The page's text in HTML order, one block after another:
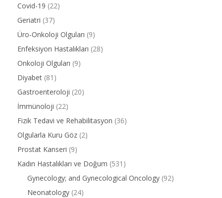
Covid-19 (22)
Geriatri (37)
Üro-Onkoloji Olguları (9)
Enfeksiyon Hastalıkları (28)
Onkoloji Olguları (9)
Diyabet (81)
Gastroenteroloji (20)
İmmünoloji (22)
Fizik Tedavi ve Rehabilitasyon (36)
Olgularla Kuru Göz (2)
Prostat Kanseri (9)
Kadın Hastalıkları ve Doğum (531)
Gynecology; and Gynecological Oncology (92)
Neonatology (24)